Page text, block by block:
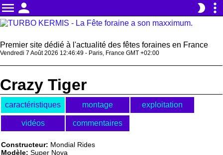
menu person brightness_2 more_vert
Premier site dédié à l'actualité des fêtes foraines en France
Vendredi 7 Août 2026 12:46:49 - Paris, France GMT +02:00
Crazy Tiger
caractéristiques montage exploitation
vidéos commentaires
Constructeur: Mondial Rides
Modèle: Super Nova